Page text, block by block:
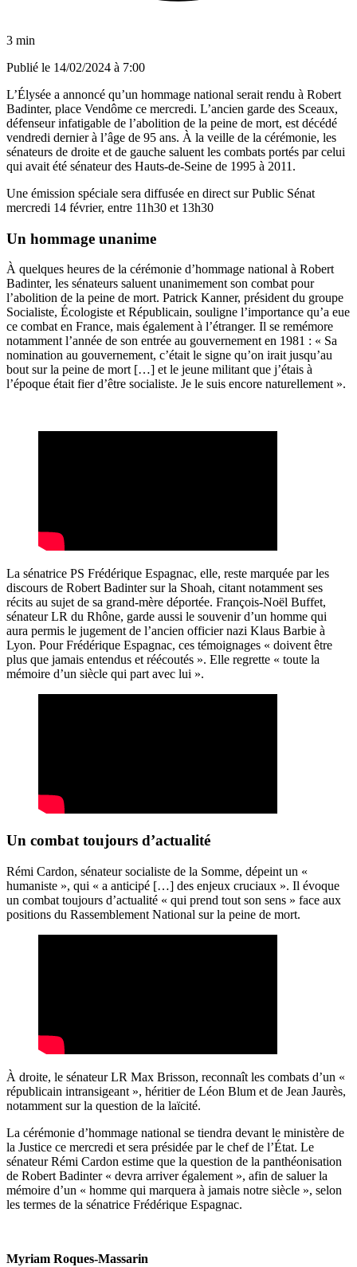
3 min
Publié le 14/02/2024 à 7:00
L’Élysée a annoncé qu’un hommage national serait rendu à Robert
Badinter, place Vendôme ce mercredi. L’ancien garde des Sceaux,
défenseur infatigable de l’abolition de la peine de mort, est décédé
vendredi dernier à l’âge de 95 ans. À la veille de la cérémonie, les
sénateurs de droite et de gauche saluent les combats portés par celui
qui avait été sénateur des Hauts-de-Seine de 1995 à 2011.
Une émission spéciale sera diffusée en direct sur Public Sénat
mercredi 14 février, entre 11h30 et 13h30
Un hommage unanime
À quelques heures de la cérémonie d’hommage national à Robert
Badinter, les sénateurs saluent unanimement son combat pour
l’abolition de la peine de mort. Patrick Kanner, président du groupe
Socialiste, Écologiste et Républicain, souligne l’importance qu’a eue
ce combat en France, mais également à l’étranger. Il se remémore
notamment l’année de son entrée au gouvernement en 1981 : « Sa
nomination au gouvernement, c’était le signe qu’on irait jusqu’au
bout sur la peine de mort […] et le jeune militant que j’étais à
l’époque était fier d’être socialiste. Je le suis encore naturellement ».
La sénatrice PS Frédérique Espagnac, elle, reste marquée par les
discours de Robert Badinter sur la Shoah, citant notamment ses
récits au sujet de sa grand-mère déportée. François-Noël Buffet,
sénateur LR du Rhône, garde aussi le souvenir d’un homme qui
aura permis le jugement de l’ancien officier nazi Klaus Barbie à
Lyon. Pour Frédérique Espagnac, ces témoignages « doivent être
plus que jamais entendus et réécoutés ». Elle regrette « toute la
mémoire d’un siècle qui part avec lui ».
Un combat toujours d’actualité
Rémi Cardon, sénateur socialiste de la Somme, dépeint un «
humaniste », qui « a anticipé […] des enjeux cruciaux ». Il évoque
un combat toujours d’actualité « qui prend tout son sens » face aux
positions du Rassemblement National sur la peine de mort.
À droite, le sénateur LR Max Brisson, reconnaît les combats d’un «
républicain intransigeant », héritier de Léon Blum et de Jean Jaurès,
notamment sur la question de la laïcité.
La cérémonie d’hommage national se tiendra devant le ministère de
la Justice ce mercredi et sera présidée par le chef de l’État. Le
sénateur Rémi Cardon estime que la question de la panthéonisation
de Robert Badinter « devra arriver également », afin de saluer la
mémoire d’un « homme qui marquera à jamais notre siècle », selon
les termes de la sénatrice Frédérique Espagnac.
Myriam Roques-Massarin